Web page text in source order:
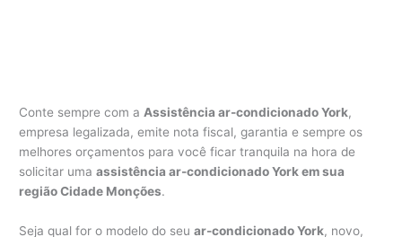
Conte sempre com a Assistência ar-condicionado York,
empresa legalizada, emite nota fiscal, garantia e sempre os
melhores orçamentos para você ficar tranquila na hora de
solicitar umaassistência ar-condicionado York em sua
região Cidade Monções.
Seja qual for o modelo do seuar-condicionado York, novo,